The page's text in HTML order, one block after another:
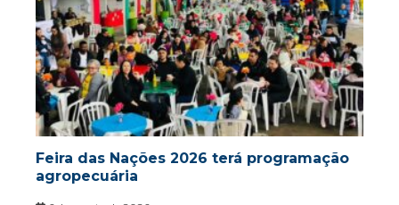
Feira das Nações 2026 terá programação
agropecuária